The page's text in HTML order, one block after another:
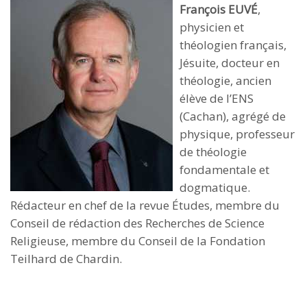
François EUVÉ,
physicien et
théologien français,
Jésuite, docteur en
théologie, ancien
élève de l’ENS
(Cachan), agrégé de
physique, professeur
de théologie
fondamentale et
dogmatique.
Rédacteur en chef de la revue Études, membre du
Conseil de rédaction des Recherches de Science
Religieuse, membre du Conseil de la Fondation
Teilhard de Chardin.